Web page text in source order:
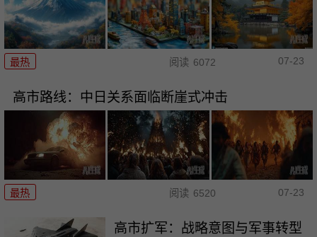
最热 阅读 6072 07-23
高市路线：中日关系面临断崖式冲击
最热 阅读 6520 07-23
高市扩军：战略意图与军事转型